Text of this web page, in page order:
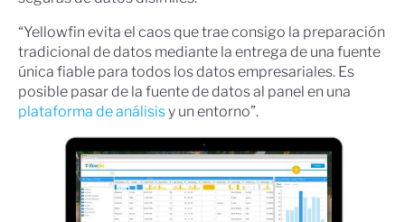
“Yellowfin evita el caos que trae consigo la preparación
tradicional de datos mediante la entrega de una fuente
única fiable para todos los datos empresariales. Es
posible pasar de la fuente de datos al panel en una
plataforma de análisisy un entorno”.